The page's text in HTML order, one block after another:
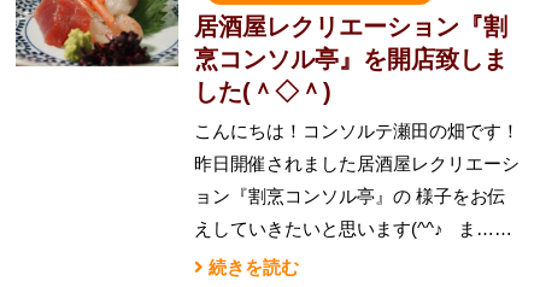
居酒屋レクリエーション『割
烹コンソル亭』を開店致しま
した(＾◇＾)
こんにちは！コンソルテ瀬田の畑です！
昨日開催されました居酒屋レクリエーシ
ョン『割烹コンソル亭』の 様子をお伝
えしていきたいと思います(^^♪ ま……
続きを読む